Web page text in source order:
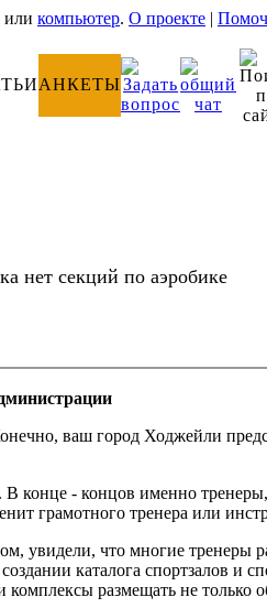
или компьютер. О проекте |
АНКЕТЫ
нет секций по аэробике
ваш город Ходжейли
конце - концов именно
грамотного тренера или
увидели, что многие
каталога спортзалов и
комплексы размещать не